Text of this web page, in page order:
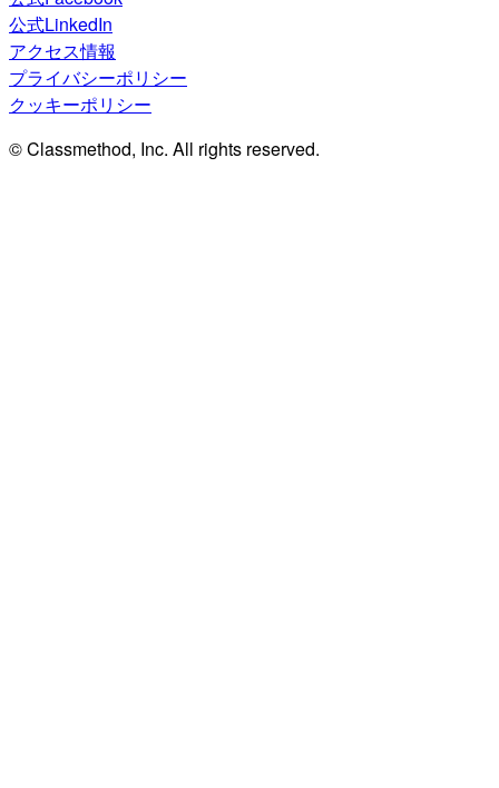
公式LinkedIn
アクセス情報
プライバシーポリシー
クッキーポリシー
© Classmethod, Inc. All rights reserved.